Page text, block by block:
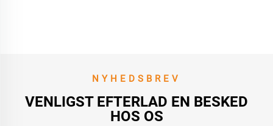
NYHEDSBREV
VENLIGST EFTERLAD EN BESKED
HOS OS